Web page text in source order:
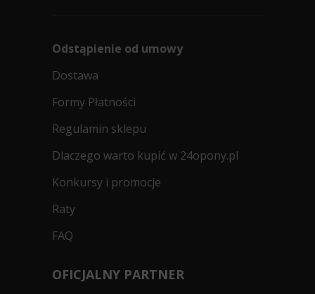
Odstąpienie od umowy
Dostawa
Formy Płatności
Regulamin sklepu
Dlaczego warto kupić w 24opony.pl
Konkursy i promocje
Raty
FAQ
OFICJALNY PARTNER